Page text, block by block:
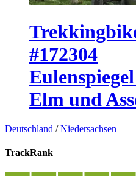
#172304
Elm und
Deutschland /Niedersachsen
TrackRank